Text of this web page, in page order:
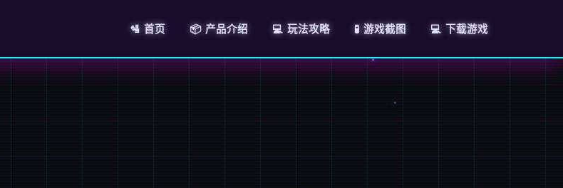
🛂 首页 📦 产品介绍 💻 玩法攻略 🧪 游戏截图 💻 下载游戏